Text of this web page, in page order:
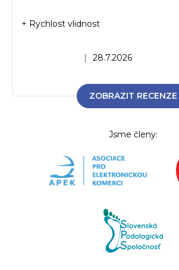
Hodnocení obchodu je 5 z 5 hvězdiček.
| 28.7.2026
+ Rychlost vlidnost
ZOBRAZIT RECENZE
Jsme členy: